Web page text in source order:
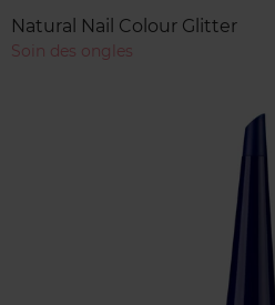
Natural Nail Colour Glitter
Soin des ongles